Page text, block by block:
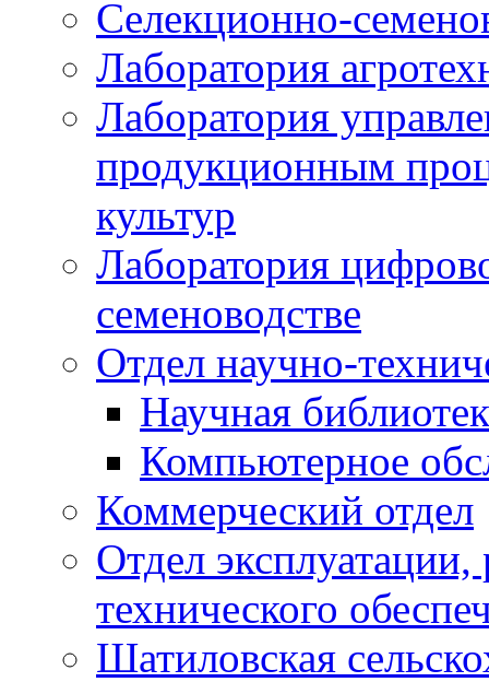
Селекционно-
Лаборатория
Лаборатория
продукционным
культур
Лаборатория
семеноводстве
Отдел научно-
Научная
Компьютерное
Коммерческий отдел
Отдел
технического
Шатиловская